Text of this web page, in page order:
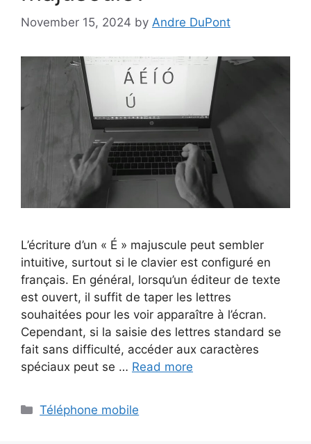
November 15, 2024 by Andre DuPont
L’écriture d’un « É » majuscule peut sembler
intuitive, surtout si le clavier est configuré en
français. En général, lorsqu’un éditeur de texte
est ouvert, il suffit de taper les lettres
souhaitées pour les voir apparaître à l’écran.
Cependant, si la saisie des lettres standard se
fait sans difficulté, accéder aux caractères
spéciaux peut se … Read more
Categories
Téléphone mobile